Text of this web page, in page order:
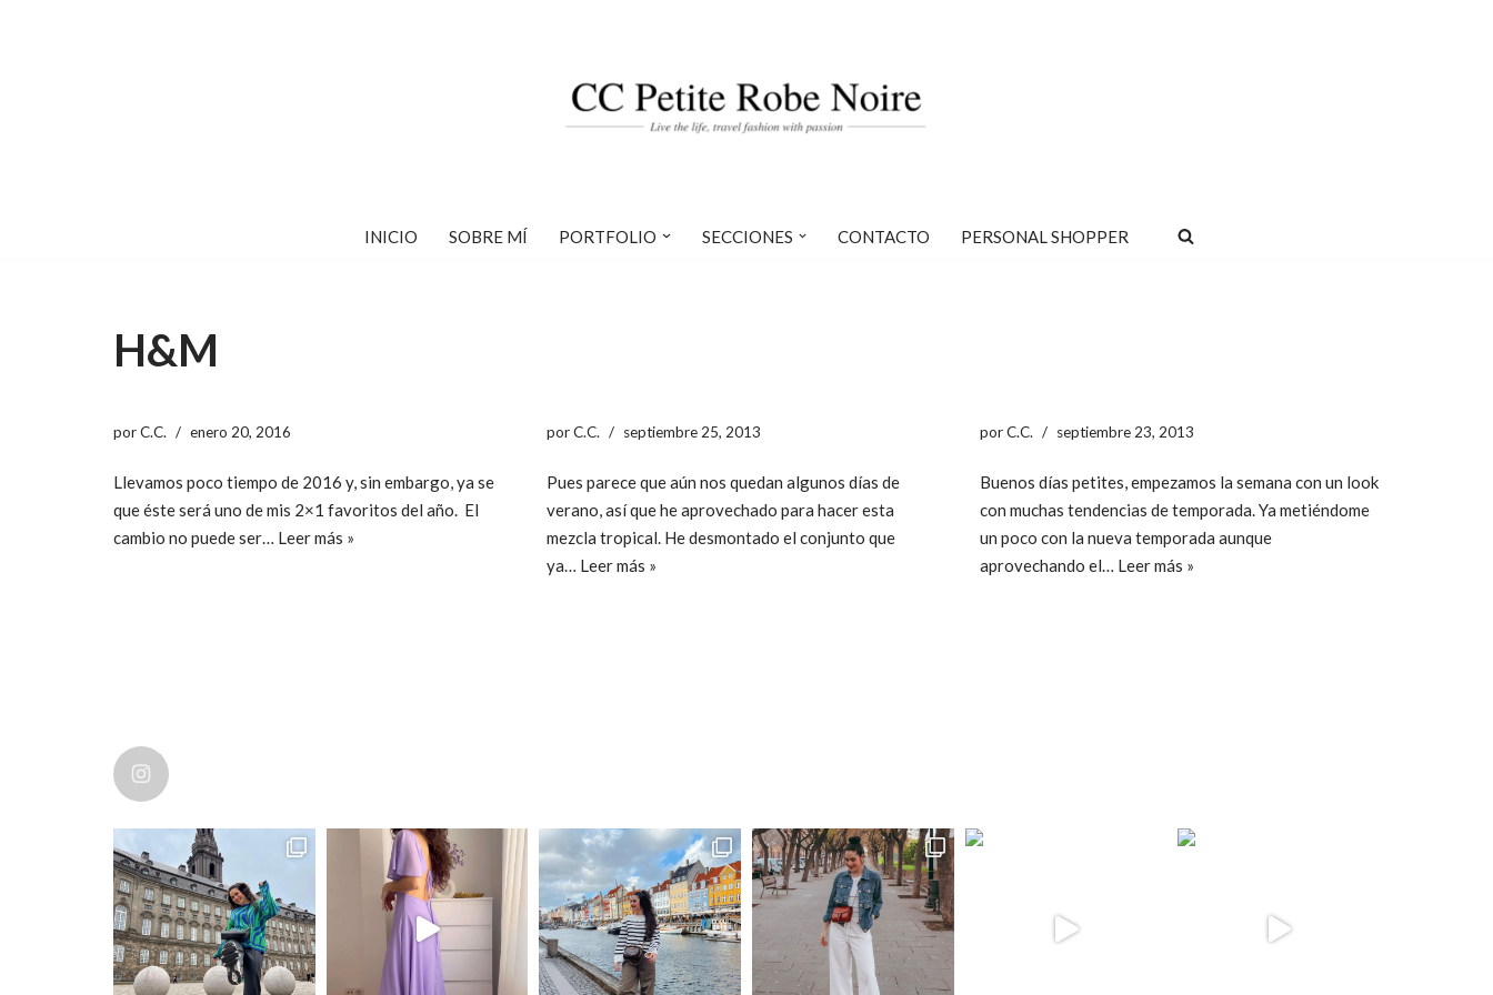
INICIO SOBRE MÍ PORTFOLIO SECCIONES CONTACTO PERSONAL SHOPPER
H&M
porC.C. enero 20, 2016
Llevamos poco tiempo de 2016 y, sin embargo, ya se
que éste será uno de mis 2×1 favoritos del año. El
cambio no puede ser… Leer más »
porC.C. septiembre 25, 2013
Pues parece que aún nos quedan algunos días de
verano, así que he aprovechado para hacer esta
mezcla tropical. He desmontado el conjunto que
ya… Leer más »
porC.C. septiembre 23, 2013
Buenos días petites, empezamos la semana con un look
con muchas tendencias de temporada. Ya metiéndome
un poco con la nueva temporada aunque
aprovechando el… Leer más »